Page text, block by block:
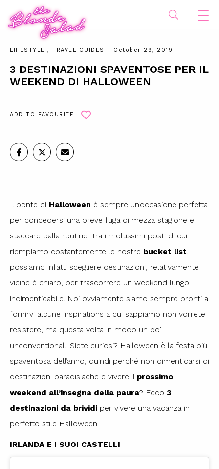
LIFESTYLE , TRAVEL GUIDES - October 29, 2019
3 DESTINAZIONI SPAVENTOSE PER IL
WEEKEND DI HALLOWEEN
ADD TO FAVOURITE
Il ponte di Halloween è sempre un’occasione perfetta
per concedersi una breve fuga di mezza stagione e
staccare dalla routine. Tra i moltissimi posti di cui
riempiamo costantemente le nostre bucket list,
possiamo infatti scegliere destinazioni, relativamente
vicine è chiaro, per trascorrere un weekend lungo
indimenticabile. Noi ovviamente siamo sempre pronti a
fornirvi alcune inspirations a cui sappiamo non vorrete
resistere, ma questa volta in modo un po’
unconventional…Siete curiosi? Halloween è la festa più
spaventosa dell’anno, quindi perché non dimenticarsi di
destinazioni paradisiache e vivere il prossimo
weekend all’insegna della paura? Ecco 3
destinazioni da brividi per vivere una vacanza in
perfetto stile Halloween!
IRLANDA E I SUOI CASTELLI